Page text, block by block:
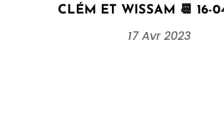
CLÉM ET WISSAM 📆 16-
17 Avr 2023